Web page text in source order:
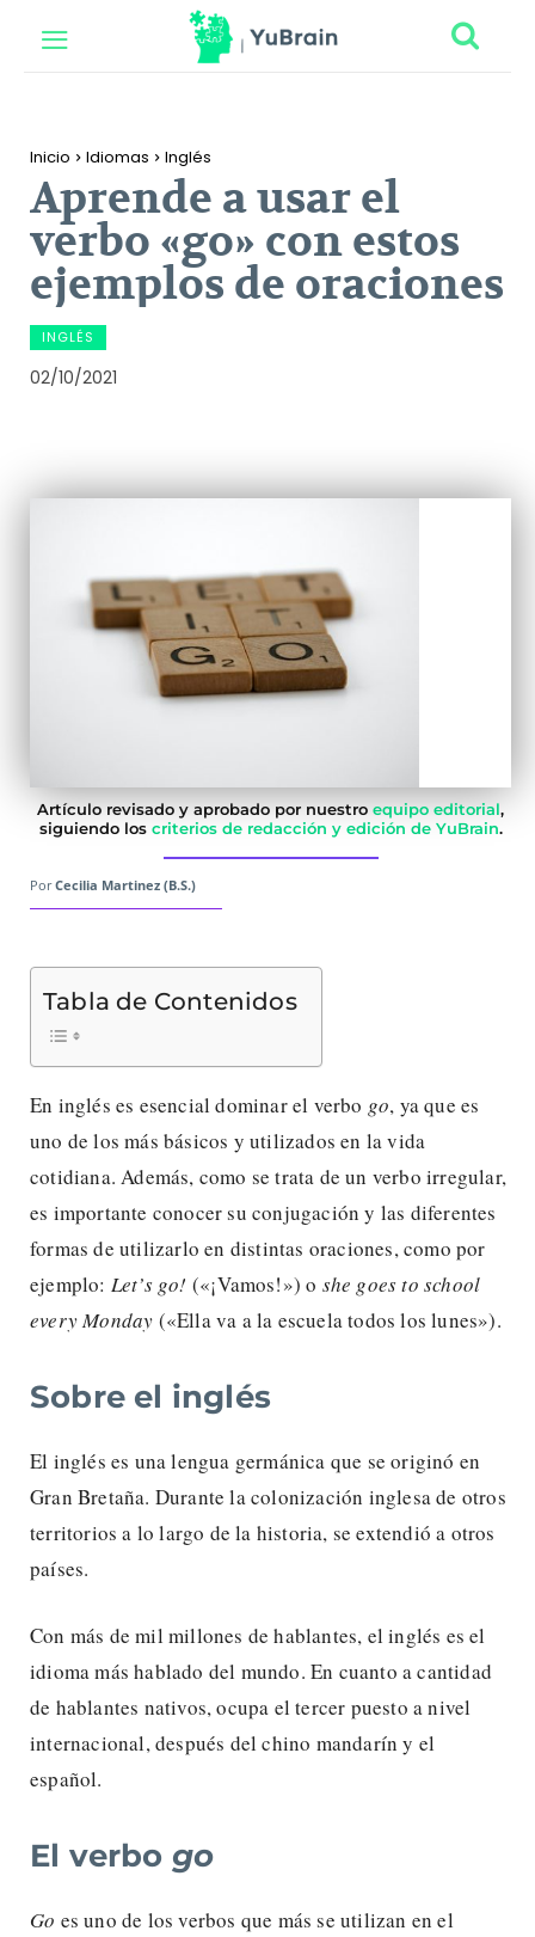
Inicio Idiomas Inglés
Aprende a usar el
verbo «go» con estos
ejemplos de oraciones
INGLÉS
02/10/2021
Artículo revisado y aprobado por nuestro equipo editorial,
siguiendo los criterios de redacción y edición de YuBrain.
Por Cecilia Martinez (B.S.)
Tabla de Contenidos
En inglés es esencial dominar el verbo go, ya que es
uno de los más básicos y utilizados en la vida
cotidiana. Además, como se trata de un verbo irregular,
es importante conocer su conjugación y las diferentes
formas de utilizarlo en distintas oraciones, como por
ejemplo: Let’s go! («¡Vamos!») o she goes to school
every Monday («Ella va a la escuela todos los lunes»).
Sobre el inglés
El inglés es una lengua germánica que se originó en
Gran Bretaña. Durante la colonización inglesa de otros
territorios a lo largo de la historia, se extendió a otros
países.
Con más de mil millones de hablantes, el inglés es el
idioma más hablado del mundo. En cuanto a cantidad
de hablantes nativos, ocupa el tercer puesto a nivel
internacional, después del chino mandarín y el
español.
El verbo go
Go es uno de los verbos que más se utilizan en el